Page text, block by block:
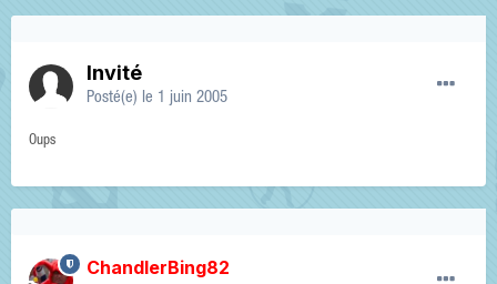
Invité
Posté(e) le 1 juin 2005
Oups
ChandlerBing82